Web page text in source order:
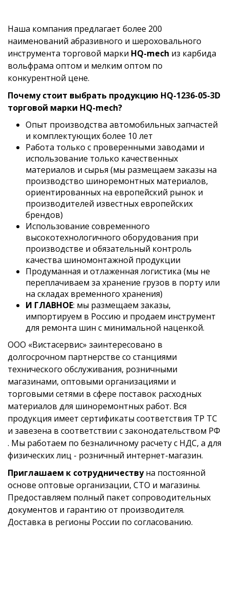
Наша компания предлагает более 200
наименований абразивного и шероховального
инструмента торговой марки HQ-mech из карбида
вольфрама оптом и мелким оптом по
конкурентной цене.
Почему стоит выбрать продукцию HQ-1236-05-3D
торговой марки HQ-mech?
Опыт производства автомобильных запчастей
и комплектующих более 10 лет
Работа только с проверенными заводами и
использование только качественных
материалов и сырья (мы размещаем заказы на
производство шиноремонтных материалов,
ориентированных на европейский рынок и
производителей известных европейских
брендов)
Использование современного
высокотехнологичного оборудования при
производстве и обязательный контроль
качества шиномонтажной продукции
Продуманная и отлаженная логистика (мы не
переплачиваем за хранение грузов в порту или
на складах временного хранения)
И ГЛАВНОЕ: мы размещаем заказы,
импортируем в Россию и продаем инструмент
для ремонта шин с минимальной наценкой.
ООО «Вистасервис» заинтересовано в
долгосрочном партнерстве со станциями
технического обслуживания, розничными
магазинами, оптовыми организациями и
торговыми сетями в сфере поставок расходных
материалов для шиноремонтных работ. Вся
продукция имеет сертификаты соответствия ТР ТС
и завезена в соответствии с законодательством РФ
. Мы работаем по безналичному расчету с НДС, а для
физических лиц - розничный интернет-магазин.
Приглашаем к сотрудничествуна постоянной
основе оптовые организации, СТО и магазины.
Предоставляем полный пакет сопроводительных
документов и гарантию от производителя.
Доставка в регионы России по согласованию.